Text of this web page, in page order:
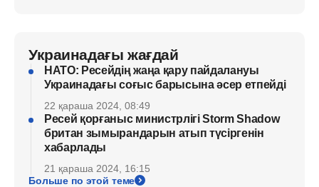
Украинадағы жағдай
НАТО: Ресейдің жаңа қару пайдалануы
Украинадағы соғыс барысына әсер етпейді
22 қараша 2024, 08:49
Ресей қорғаныс министрлігі Storm Shadow
британ зымырандарын атып түсіргенін
хабарлады
21 қараша 2024, 16:15
Больше по этой теме